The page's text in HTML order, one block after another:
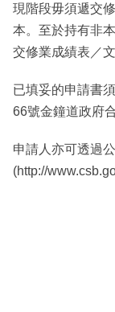
現階段毋須遞交
本。至於持有非
交修業成績表／
已填妥的申請書
66號金鐘道政府
申請人亦可透過
(http://